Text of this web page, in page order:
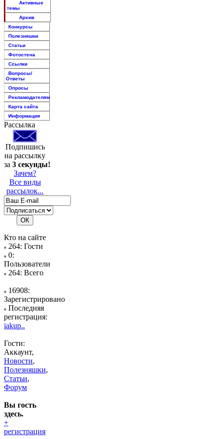
Активные
темы
Архив
Конкурсы
Полезняшки
Статьи
Фотостена
Ссылки
Вопросы/
Ответы
Опросы
Рекламодателям
Карта сайта
Информация
Рассылка
Подпишись
на рассылку
за 3 секунды!
Зачем?
Все виды
рассылок...
Кто на сайте
264: Гости
0:
Пользователи
264: Всего
16908:
Зарегистрировано
Последняя
регистрация:
iakup..
Гости:
Аккаунт,
Новости,
Полезняшки,
Статьи,
Форум
Вы гость
здесь.
+
регистрация